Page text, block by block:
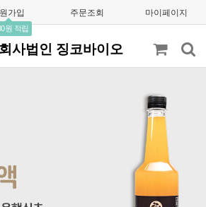
가입
원 적립
주문조회 마이페이지
사법인 징코바이오